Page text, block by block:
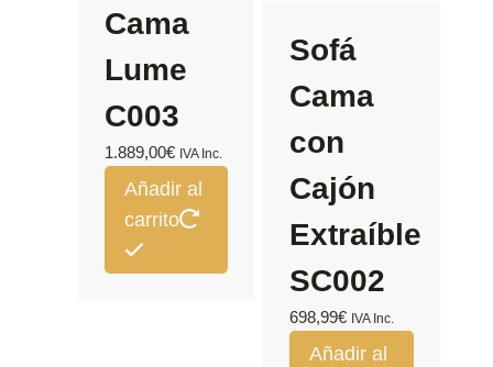
Cama
Lume
C003
1.889,00€ IVA Inc.
Añadir al
carrito
Sofá
Cama
con
Cajón
Extraíble
SC002
698,99€ IVA Inc.
Añadir al